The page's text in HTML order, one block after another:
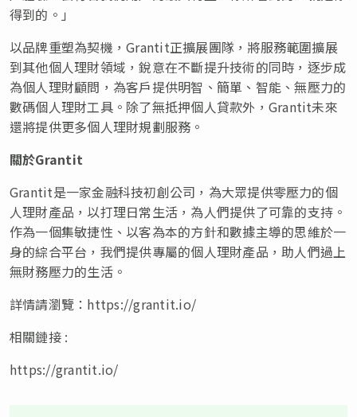
得到的。」
以品牌重塑為契機，Grantit正擴展團隊，將服務範圍擴展
到其他個人理財領域，銳意在不斷提升技術的同時，逐步成
為個人理財顧問，為客戶提供明智、簡單、智能、無壓力的
數碼個人理財工具。除了無抵押個人貸款外，Grantit未來
還將提供更多個人理財規劃服務。
關於Grantit
Grantit是一家金融科技初創公司，為大眾提供零壓力的個
人理財產品，以打理日常生活，為人們提供了可靠的支持。
作為一個集敏捷性、以客為本的方針和數據主導的思維於一
身的綜合平台，我們提供專屬的個人理財產品，助人們過上
無財務壓力的生活。
詳情請瀏覽：https://grantit.io/
相關鏈接 :
https://grantit.io/